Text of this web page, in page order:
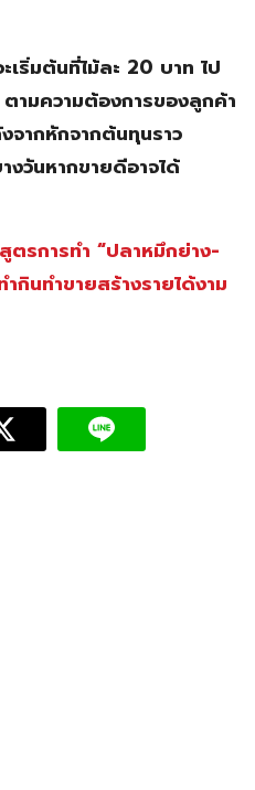
เริ่มต้นที่ไม้ละ 20 บาท ไป
ามความต้องการของลูกค้า
จากหักจากต้นทุนราว
วันหากขายดีอาจได้
ตรการทำ “ปลาหมึกย่าง-
กินทำขายสร้างรายได้งาม